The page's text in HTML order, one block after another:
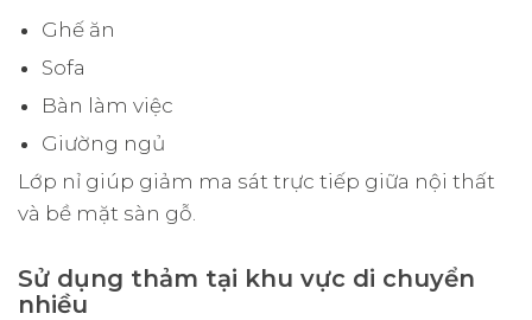
Ghế ăn
Sofa
Bàn làm việc
Giường ngủ
Lớp nỉ giúp giảm ma sát trực tiếp giữa nội thất
và bề mặt sàn gỗ.
Sử dụng thảm tại khu vực di chuyển
nhiều